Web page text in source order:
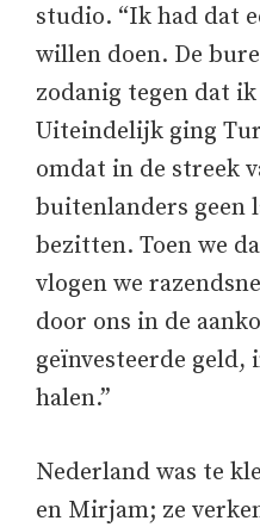
studio. “Ik had dat
willen doen. De
zodanig tegen dat
Uiteindelijk ging
omdat in de streek
buitenlanders geen
bezitten. Toen we
vlogen we
door ons in de
geïnvesteerde geld,
halen.”
Nederland was te
en Mirjam; ze